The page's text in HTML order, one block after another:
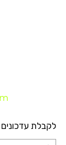
לקבלת עדכונים